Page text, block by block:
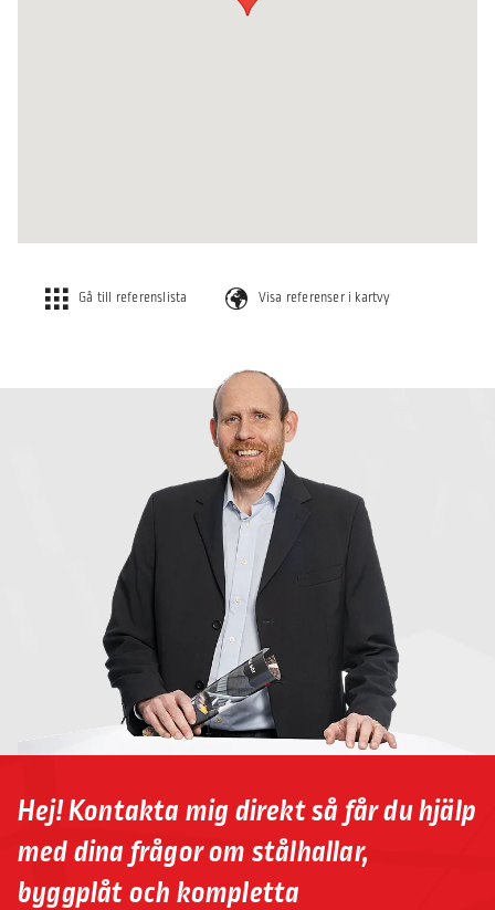
Gå till referenslista Visa referenser i kartvy
Hej! Kontakta mig direkt så får du hjälp
med dina frågor om stålhallar,
byggplåt och kompletta